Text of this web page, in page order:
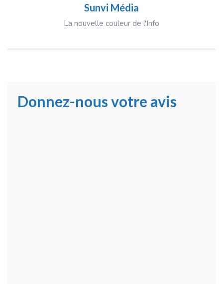
Sunvi Média
La nouvelle couleur de l'Info
Donnez-nous votre avis